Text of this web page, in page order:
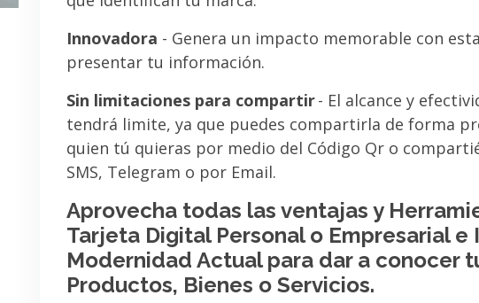
Innovadora - Genera un impacto memorable con
presentar tu información.
Sin limitaciones para compartir- El alcance y
tendrá limite, ya que puedes compartirla de forma
quien tú quieras por medio del Código Qr o
SMS, Telegram o por Email.
Aprovecha todas las ventajas y
Tarjeta Digital Personal o Empresarial
Modernidad Actual para dar a conocer
Productos, Bienes o Servicios.